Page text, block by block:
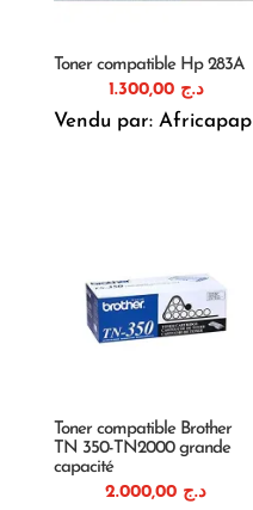
Toner compatible Hp 283A
د.ج 1.300,00
Vendu par: Africapap
Toner compatible Brother
TN 350-TN2000 grande
capacité
د.ج